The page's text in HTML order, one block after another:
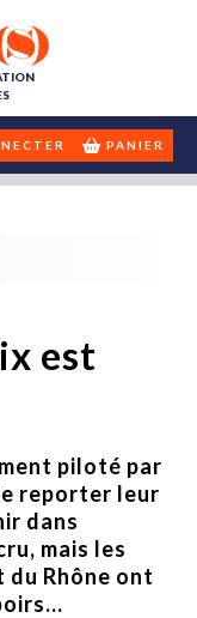
PANIER
est
piloté par
reporter leur
dans
mais les
Rhône ont